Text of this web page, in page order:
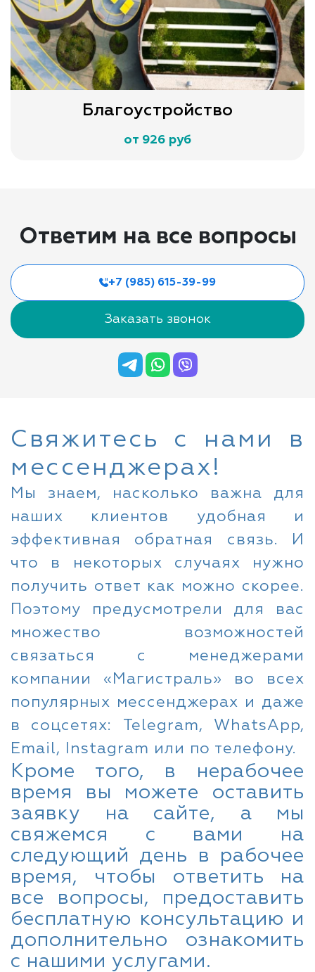
Благоустройство
от 926 руб
Ответим на все вопросы
+7 (985) 615-39-99
Заказать звонок
Свяжитесь с нами в
мессенджерах!
Мы знаем, насколько важна для
наших клиентов удобная и
эффективная обратная связь. И
что в некоторых случаях нужно
получить ответ как можно скорее.
Поэтому предусмотрели для вас
множество возможностей
связаться с менеджерами
компании «Магистраль» во всех
популярных мессенджерах и даже
в соцсетях: Telegram, WhatsApp,
Email, Instagram или по телефону.
Кроме того, в нерабочее
время вы можете оставить
заявку на сайте, а мы
свяжемся с вами на
следующий день в рабочее
время, чтобы ответить на
все вопросы, предоставить
бесплатную консультацию и
дополнительно ознакомить
с нашими услугами.